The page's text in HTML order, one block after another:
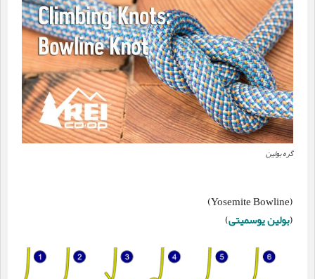
گره بولین
(Yosemite Bowline)
(بولین یوسمیتی)